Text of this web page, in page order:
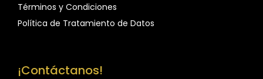
Términos y Condiciones
Política de Tratamiento de Datos
¡Contáctanos!